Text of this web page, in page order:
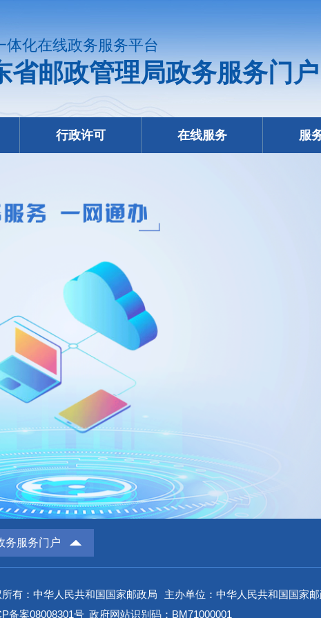
体化在线政务服务平台
省邮政管理局政务服务门户
行政许可 在线服务 服
务服务门户
所有：中华人民共和国国家邮政局
主办单位：中华人民共和国国家
备案08008301号 政府网站识别码：BM71000001